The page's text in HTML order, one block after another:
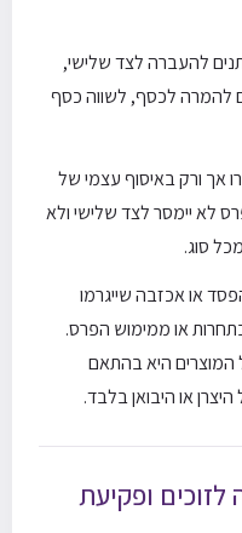
להעברה לצד שלישי,
להמרה לכסף, לשווה כסף
אך ורק באיסוף עצמי של
לא יימסר לצד שלישי ולא
סוג.
או אכזבה שייגרמו
או ממימוש הפרס.
המוצרים היא בהתאם
או היבואן בלבד.
ופקיעת